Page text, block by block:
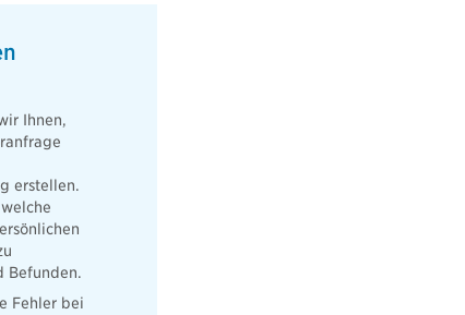
Ihnen,
erstellen.
Befunden.
Fehler bei